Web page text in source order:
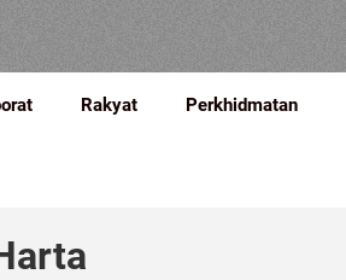
Rakyat Perkhidmatan